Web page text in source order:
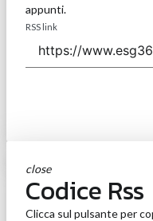
appunti.
RSS link
close
Codice Rss
Clicca sul pulsante per